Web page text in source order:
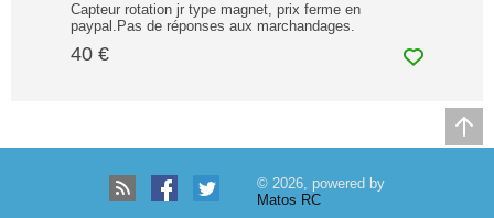
Capteur rotation jr type magnet, prix ferme en
paypal.Pas de réponses aux marchandages.
40 €
© 2026, powered by
Matos RC